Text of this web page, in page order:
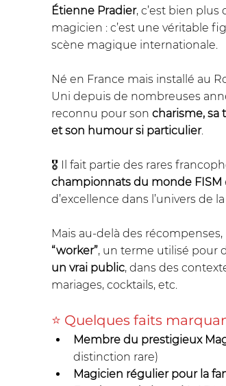
Étienne Pradier, c’est bien plus
magicien : c’est une véritable
scène magique internationale.
Né en France mais installé au
Uni depuis de nombreuses
reconnu pour son charisme, sa
et son humour si particulier.
🎖️ Il fait partie des rares
championnats du monde FISM
d’excellence dans l’univers de
Mais au-delà des
“worker”, un terme utilisé pour
un vrai public, dans des
mariages, cocktails, etc.
⭐ Quelques faits
Membre du prestigieux
distinction rare)
Magicien régulier pour la